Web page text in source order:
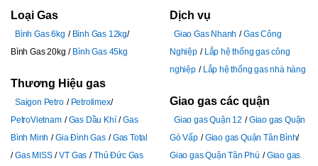
Loại Gas
Bình Gas 6kg
Bình Gas 12kg
Bình Gas 20kg
Bình Gas 45kg
Thương Hiệu gas
Saigon Petro
Petrolimex
PetroVietnam
Gas Dầu Khí
Gas
Bình Minh
Gia Đình Gas
Gas Total
Gas MISS
VT Gas
Thủ Đức Gas
Dịch vụ
Giao Gas Nhanh
Gas Công
Nghiệp
Lắp hệ thống gas công
nghiệp
Lắp hệ thống gas nhà hàng
Giao gas các quận
Giao gas Quận 12
Giao gas Quận
Gò Vấp
Giao gas Quận Tân Bình
Giao gas Quận Tân Phú
Giao gas